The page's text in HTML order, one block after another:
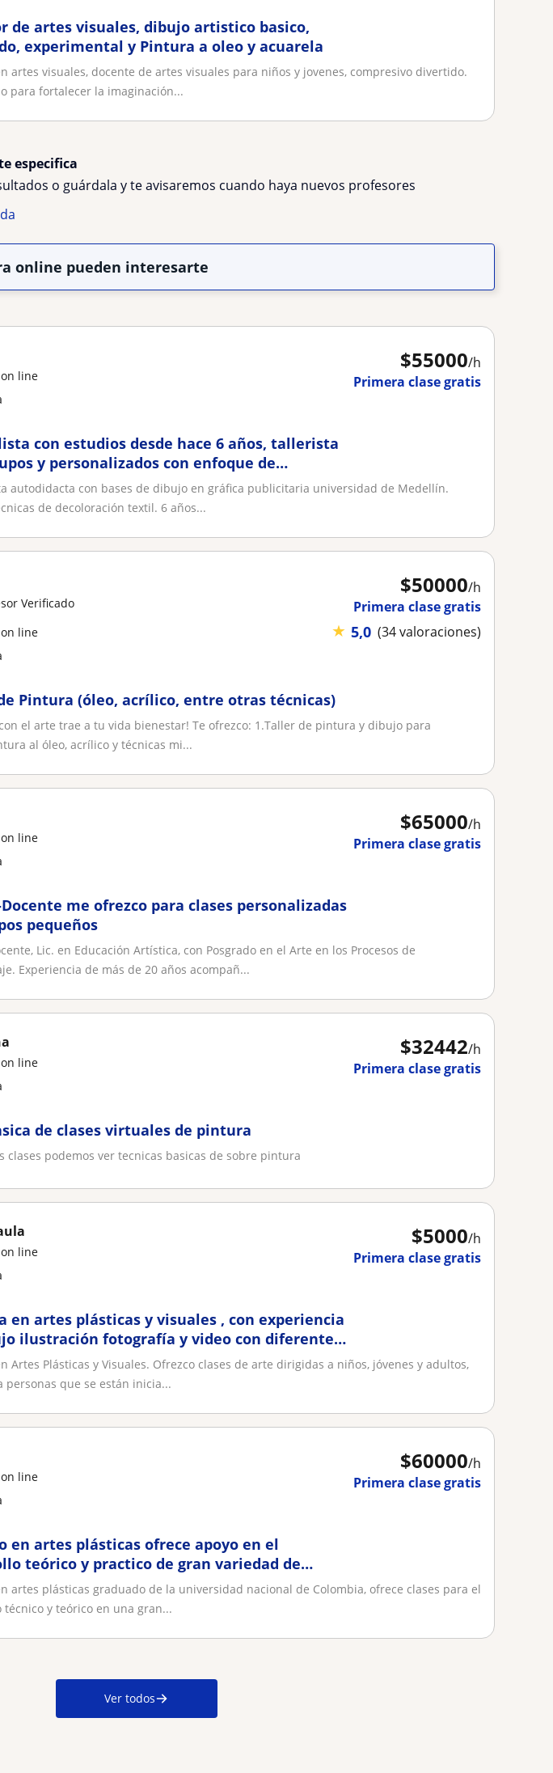
de artes visuales, dibujo artistico basico,
experimental y Pintura a oleo y acuarela
artes visuales, docente de artes visuales para niños y jovenes, compresivo divertido.
para fortalecer la imaginación...
especifica
o guárdala y te avisaremos cuando haya nuevos profesores
online pueden interesarte
$55000/h
Primera clase gratis
line
con estudios desde hace 6 años, tallerista
y personalizados con enfoque de
Arte funcional
autodidacta con bases de dibujo en gráfica publicitaria universidad de Medellín.
de decoloración textil. 6 años...
$50000/h
Primera clase gratis
★ 5,0 (34 valoraciones)
Verificado
line
Pintura (óleo, acrílico, entre otras técnicas)
el arte trae a tu vida bienestar! Te ofrezco: 1.Taller de pintura y dibujo para
al óleo, acrílico y técnicas mi...
$65000/h
Primera clase gratis
line
me ofrezco para clases personalizadas
pequeños
Lic. en Educación Artística, con Posgrado en el Arte en los Procesos de
Experiencia de más de 20 años acompañ...
$32442/h
Primera clase gratis
line
de clases virtuales de pintura
clases podemos ver tecnicas basicas de sobre pintura
$5000/h
Primera clase gratis
line
en artes plásticas y visuales , con experiencia
ilustración fotografía y video con diferentes
Artes Plásticas y Visuales. Ofrezco clases de arte dirigidas a niños, jóvenes y adultos,
personas que se están inicia...
$60000/h
Primera clase gratis
line
en artes plásticas ofrece apoyo en el
teórico y practico de gran variedad de
artísticas
artes plásticas graduado de la universidad nacional de Colombia, ofrece clases para el
técnico y teórico en una gran...
Ver todos